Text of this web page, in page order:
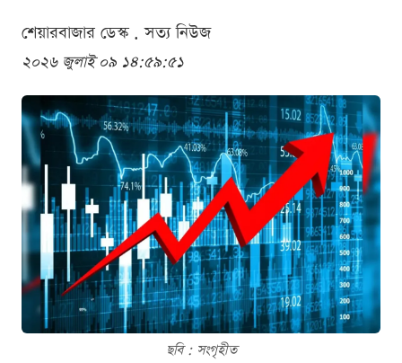
শেয়ারবাজার ডেস্ক . সত্য নিউজ
২০২৬ জুলাই ০৯ ১৪:৫৯:৫১
ছবি : সংগৃহীত